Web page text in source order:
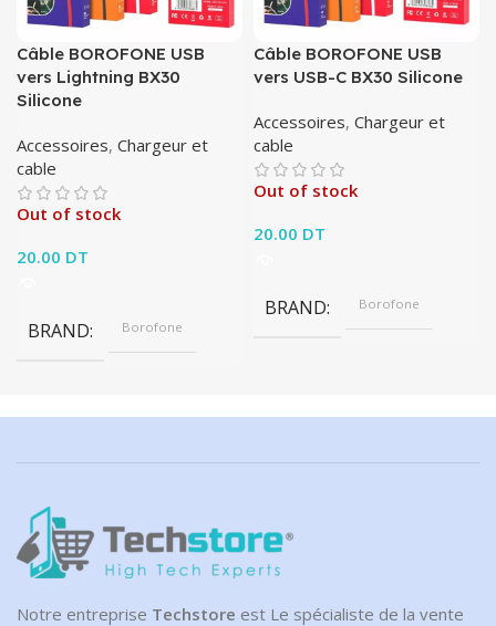
Câble BOROFONE USB
vers Lightning BX30
Silicone
Accessoires, Chargeur et
cable
Out of stock
20.00 DT
BRAND Borofone
Câble BOROFONE USB
vers USB-C BX30 Silicone
Accessoires, Chargeur et
cable
Out of stock
20.00 DT
BRAND Borofone
Notre entreprise Techstore est Le spécialiste de la vente